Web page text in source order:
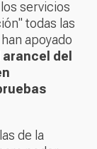
servicios
todas las
apoyado
arancel del
de la